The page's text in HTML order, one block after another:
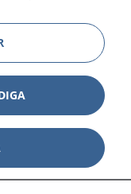
och vård
information om
kan kontakta.
göra dina
för